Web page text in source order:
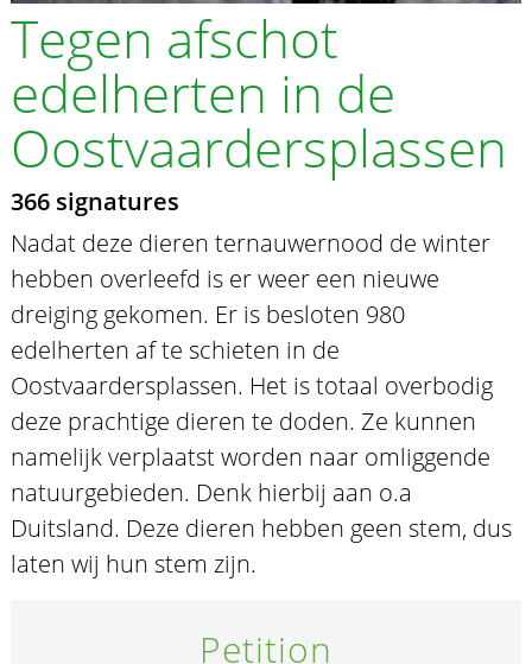
Tegen afschot
edelherten in de
Oostvaardersplassen
366 signatures
Nadat deze dieren ternauwernood de winter
hebben overleefd is er weer een nieuwe
dreiging gekomen. Er is besloten 980
edelherten af te schieten in de
Oostvaardersplassen. Het is totaal overbodig
deze prachtige dieren te doden. Ze kunnen
namelijk verplaatst worden naar omliggende
natuurgebieden. Denk hierbij aan o.a
Duitsland. Deze dieren hebben geen stem, dus
laten wij hun stem zijn.
Petition